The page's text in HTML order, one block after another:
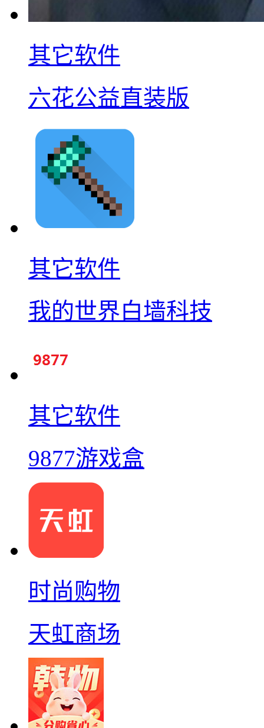
其它软件
六花公益直装版
其它软件
我的世界白墙科技
其它软件
9877游戏盒
时尚购物
天虹商场